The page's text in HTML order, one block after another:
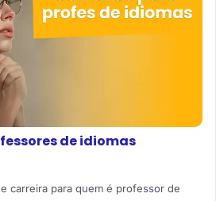
de idiomas
carreira para quem é professor de